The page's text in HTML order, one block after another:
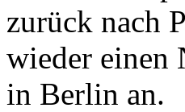
zurück nach
wieder einen
in Berlin an.